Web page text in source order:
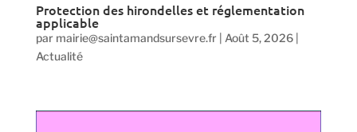
Protection des hirondelles et réglementation
applicable
par mairie@saintamandsursevre.fr| Août 5, 2026|
Actualité